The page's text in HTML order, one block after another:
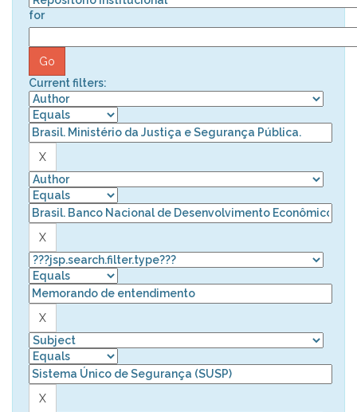
for
Current filters: